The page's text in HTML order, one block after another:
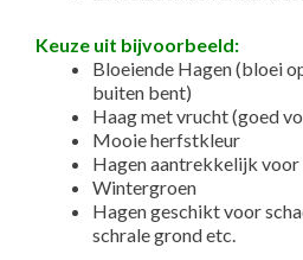
Keuze uit bijvoorbeeld:
Bloeiende Hagen (bloei
buiten bent)
Haag met vrucht (goed
Mooie herfstkleur
Hagen aantrekkelijk
Wintergroen
Hagen geschikt voor
schrale grond etc.